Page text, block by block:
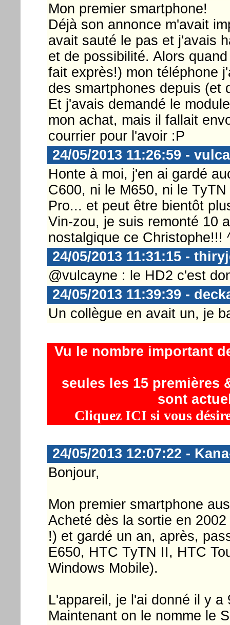
Mon premier smartphone!
Déjà son annonce m'avait
avait sauté le pas et j'avais
et de possibilité. Alors
fait exprès!) mon téléphone
des smartphones depuis (et
Et j'avais demandé le
mon achat, mais il fallait
courrier pour l'avoir :P
24/05/2013 11:26:59 -
Honte à moi, j'en ai gardé
C600, ni le M650, ni le
Pro... et peut être bientôt
Vin-zou, je suis remonté 10
nostalgique ce Christophe!!!
24/05/2013 11:31:15 -
@vulcayne : le HD2 c'est
24/05/2013 11:39:39 -
Un collègue en avait un, je
Vu le nombre important
seules les 15 premières
sont
Cliquez ICI si vous
24/05/2013 12:07:22 -
Bonjour,
Mon premier smartphone
Acheté dès la sortie en
!) et gardé un an, après,
E650, HTC TyTN II, HTC
Windows Mobile).
L'appareil, je l'ai donné il y
Maintenant on le nomme le